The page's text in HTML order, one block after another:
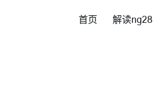
首页 解读ng28